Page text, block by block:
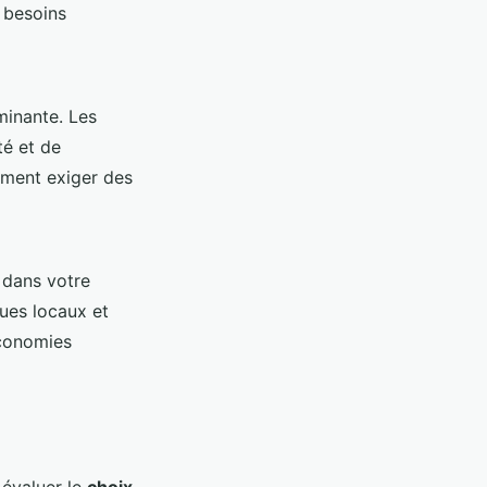
Les
et de
exiger des
votre
locaux et